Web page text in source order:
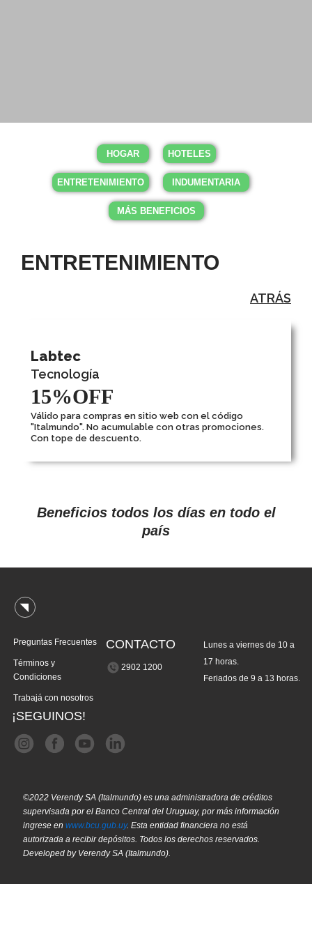
más
HOGAR HOTELES
ENTRETENIMIENTO INDUMENTARIA
MÁS BENEFICIOS
ENTRETENIMIENTO
ATRÁS
Labtec
Tecnología
15%OFF
Válido para compras en sitio web con el código
"Italmundo". No acumulable con otras promociones.
Con tope de descuento.
Beneficios todos los días en todo el
país
Preguntas Frecuentes
Términos y
Condiciones
Trabajá con nosotros
CONTACTO
2902 1200
Lunes a viernes de 10 a
17 horas.
Feriados de 9 a 13 horas.
¡SEGUINOS!
©2022 Verendy SA (Italmundo) es una administradora de créditos
supervisada por el Banco Central del Uruguay, por más información
ingrese en www.bcu.gub.uy. Esta entidad financiera no está
autorizada a recibir depósitos. Todos los derechos reservados.
Developed by Verendy SA (Italmundo).